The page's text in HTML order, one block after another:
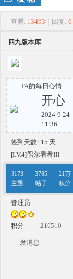
九
»
查看: 13493 | 回复: 0
四九版本库
TA的每日心情
开心
2024-9-24
11:36
签到天数: 15 天
[LV.4]偶尔看看III
3173
主题
3785
帖子
21万
积分
管理员
积分 216510
发消息